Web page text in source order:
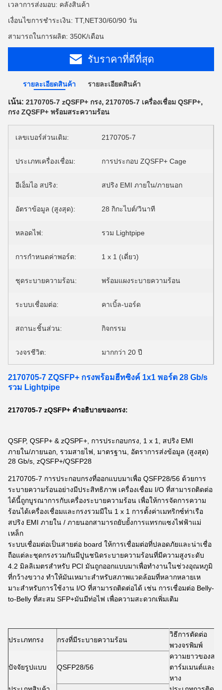
เวลาการส่งมอบ: คลังสินค้า
เงื่อนไขการชำระเงิน: TT,NET30/60/90 วัน
สามารถในการผลิต: 350K/เดือน
รับราคาที่ดีที่สุด
รายละเอียดสินค้า รายละเอียดสินค้า
เน้น: 2170705-7 zQSFP+ กรง, 2170705-7 เครื่องเชื่อม QSFP+,
กรง ZQSFP+ พร้อมสระความร้อน
เลขเบอร์ส่วนเดิม: 2170705-7
ประเภทเครื่องเชื่อม: การประกอบ ZQSFP+ Cage
อีเอ็มไอ สปริง: สปริง EMI ภายใน/ภายนอก
อัตราข้อมูล (สูงสุด): 28 กิกะไบต์/วินาที
หลอดไฟ: รวม Lightpipe
การกำหนดค่าพอร์ต: 1 x 1 (เดี่ยว)
ชุดระบายความร้อน: พร้อมแผงระบายความร้อน
ระบบเชื่อมต่อ: คาเบิ้ล-บอร์ด
สถานะชิ้นส่วน: กิจกรรม
วงจรชีวิต: มากกว่า 20 ปี
2170705-7 ZQSFP+ กรงพร้อมฮีทซิงค์ 1x1 พอร์ต 28 Gb/s
รวม Lightpipe
2170705-7 zQSFP+ คําอธิบายของกรง:
QSFP, QSFP+ & zQSPF+, การประกอบกรง, 1 x 1, สปริง EMI
ภายใน/ภายนอก, รวมสายไฟ, มาตรฐาน, อัตราการส่งข้อมูล (สูงสุด)
28 Gb/s, zQSFP+/QSFP28
2170705-7 การประกอบกรงที่ออกแบบมาเพื่อ QSFP28/56 ด้วยการ
ระบายความร้อนอย่างมีประสิทธิภาพ เครื่องเชื่อม I/O ที่สามารถติดต่อ
ได้นี้ถูกบูรณาการกับเครื่องระบายความร้อน เพื่อให้การจัดการความ
ร้อนได้เครื่องเชื่อมและกรงรวมมีใน 1 x 1 การตั้งค่าเมทริกซ์ท่าเรือ
สปริง EMI ภายใน / ภายนอกสามารถยับยั้งการแทรกแซงไฟฟ้าแม่
เหล็ก
ระบบเชื่อมต่อเป็นสายต่อ board ให้การเชื่อมต่อที่ปลอดภัยและน่าเชื่อ
ถือแต่ละชุดกรงรวมกันมีปูนชนิดระบายความร้อนที่มีความสูงระดับ
4.2 มิลลิเมตรสําหรับ PCI มันถูกออกแบบมาเพื่อทํางานในช่วงอุณหภูมิ
ที่กว้างขวาง ทําให้มันเหมาะสําหรับสภาพแวดล้อมที่หลากหลายเห
มาะสําหรับการใช้งาน I/O ที่สามารถติดต่อได้ เช่น การเชื่อมต่อ Belly-
to-Belly ที่สะสม SFP+มันมีท่อไฟ เพื่อความสะดวกเพิ่มเติม
ประเภทกรง กรงที่มีระบายความร้อน
วิธีการตัดต่อ
พวงจรพิมพ์
ปัจจัยรูปแบบ QSFP28/56
ความยาวของส
ตาร์มเมนต์และ
หาง